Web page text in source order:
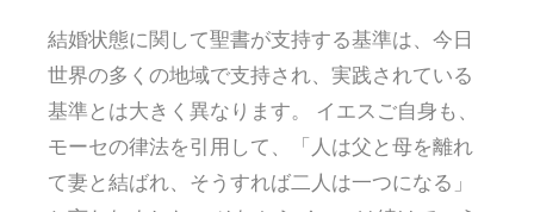
結婚状態に関して聖書が支持する基準は、今日
世界の多くの地域で支持され、実践されている
基準とは大きく異なります。 イエスご自身も、
モーセの律法を引用して、「人は父と母を離れ
て妻と結ばれ、そうすれば二人は一つになる」